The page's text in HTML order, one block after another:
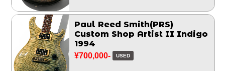
Paul Reed Smith(PRS)
Custom Shop Artist II Indigo
1994
¥700,000- USED